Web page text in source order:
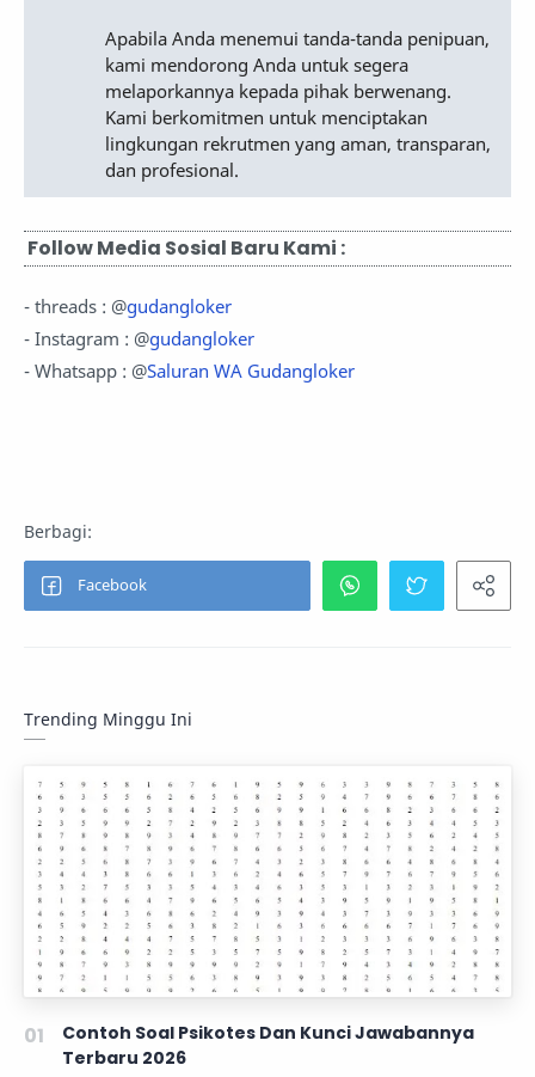
Apabila Anda menemui tanda-tanda penipuan,
kami mendorong Anda untuk segera
melaporkannya kepada pihak berwenang.
Kami berkomitmen untuk menciptakan
lingkungan rekrutmen yang aman, transparan,
dan profesional.
Follow Media Sosial Baru Kami :
- threads : @gudangloker
- Instagram : @gudangloker
- Whatsapp : @Saluran WA Gudangloker
Trending Minggu Ini
Contoh Soal Psikotes Dan Kunci Jawabannya
Terbaru 2026